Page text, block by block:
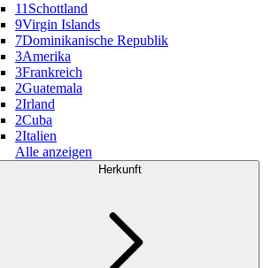
11 Schottland
9Virgin Islands
7Dominikanische Republik
3Amerika
3Frankreich
2Guatemala
2Irland
2Cuba
2Italien
Alle anzeigen
Herkunft